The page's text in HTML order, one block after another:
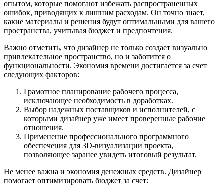
опытом, которые помогают избежать распространенных
ошибок, приводящих к лишним расходам. Он точно знает,
какие материалы и решения будут оптимальными для вашего
пространства, учитывая бюджет и предпочтения.
Важно отметить, что дизайнер не только создает визуально
привлекательное пространство, но и заботится о
функциональности. Экономия времени достигается за счет
следующих факторов:
Грамотное планирование рабочего процесса,
исключающее необходимость в доработках.
Выбор надежных поставщиков и исполнителей, с
которыми дизайнер уже имеет проверенные рабочие
отношения.
Применение профессионального программного
обеспечения для 3D-визуализации проекта,
позволяющее заранее увидеть итоговый результат.
Не менее важна и экономия денежных средств. Дизайнер
помогает оптимизировать бюджет за счет: